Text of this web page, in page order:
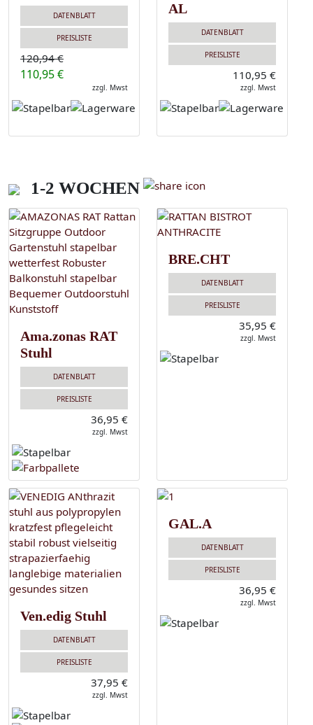
DATENBLATT
PREISLISTE
120,94 €
110,95 €
zzgl. Mwst
AL
DATENBLATT
PREISLISTE
110,95 €
zzgl. Mwst
1-2 WOCHEN
Ama.zonas RAT
Stuhl
DATENBLATT
PREISLISTE
36,95 €
zzgl. Mwst
BRE.CHT
DATENBLATT
PREISLISTE
35,95 €
zzgl. Mwst
Ven.edig Stuhl
DATENBLATT
PREISLISTE
37,95 €
zzgl. Mwst
GAL.A
DATENBLATT
PREISLISTE
36,95 €
zzgl. Mwst